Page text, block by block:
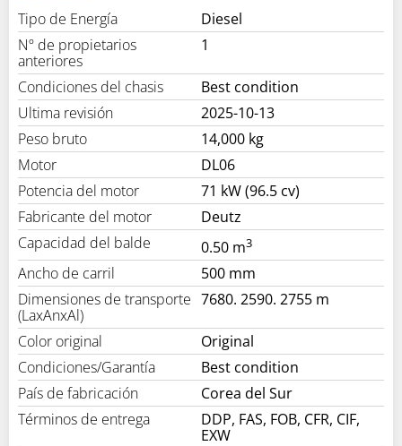
Tipo de Energía
Diesel
Nº de propietarios
anteriores
1
Condiciones del chasis
Best condition
Ultima revisión
2025-10-13
Peso bruto
14,000 kg
Motor
DL06
Potencia del motor
71 kW (96.5 cv)
Fabricante del motor
Deutz
Capacidad del balde
0.50 m3
Ancho de carril
500 mm
Dimensiones de transporte
(LaxAnxAl)
7680. 2590. 2755 m
Color original
Original
Condiciones/Garantía
Best condition
País de fabricación
Corea del Sur
Términos de entrega
DDP, FAS, FOB, CFR, CIF,
EXW